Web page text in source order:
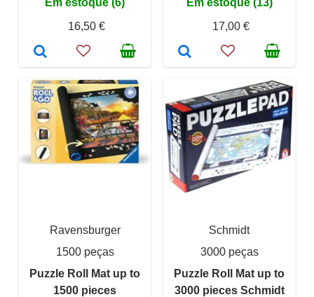
16,50 €
17,00 €
Ravensburger
1500 peças
Puzzle Roll Mat up to
1500 pieces
Schmidt
3000 peças
Puzzle Roll Mat up to
3000 pieces Schmidt